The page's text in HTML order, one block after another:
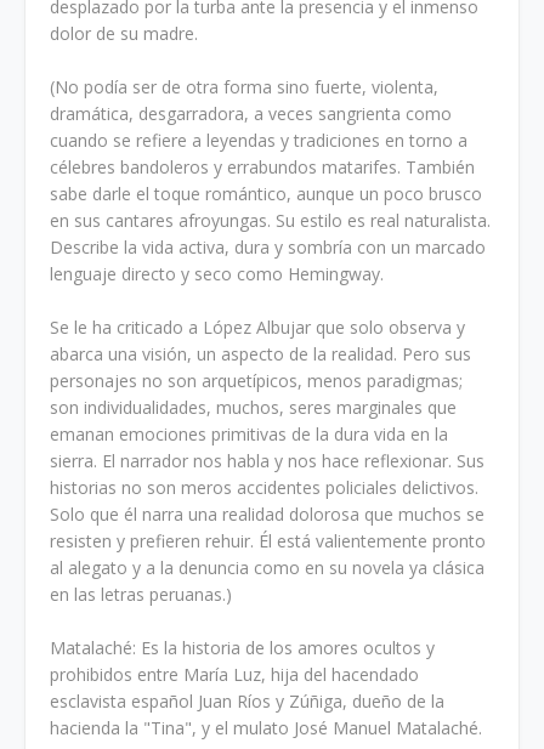
desplazado por la turba ante la presencia y el inmenso
dolor de su madre.
(No podía ser de otra forma sino fuerte, violenta,
dramática, desgarradora, a veces sangrienta como
cuando se refiere a leyendas y tradiciones en torno a
célebres bandoleros y errabundos matarifes. También
sabe darle el toque romántico, aunque un poco brusco
en sus cantares afroyungas. Su estilo es real naturalista.
Describe la vida activa, dura y sombría con un marcado
lenguaje directo y seco como Hemingway.
Se le ha criticado a López Albujar que solo observa y
abarca una visión, un aspecto de la realidad. Pero sus
personajes no son arquetípicos, menos paradigmas;
son individualidades, muchos, seres marginales que
emanan emociones primitivas de la dura vida en la
sierra. El narrador nos habla y nos hace reflexionar. Sus
historias no son meros accidentes policiales delictivos.
Solo que él narra una realidad dolorosa que muchos se
resisten y prefieren rehuir. Él está valientemente pronto
al alegato y a la denuncia como en su novela ya clásica
en las letras peruanas.)
Matalaché: Es la historia de los amores ocultos y
prohibidos entre María Luz, hija del hacendado
esclavista español Juan Ríos y Zúñiga, dueño de la
hacienda la "Tina", y el mulato José Manuel Matalaché.